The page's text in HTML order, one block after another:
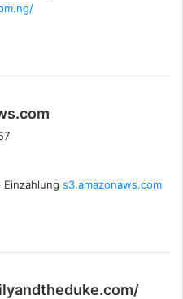
:
Einzahlung s3.amazonaws.com